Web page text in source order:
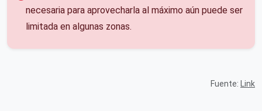
necesaria para aprovecharla al máximo aún puede ser
limitada en algunas zonas.
Fuente: Link